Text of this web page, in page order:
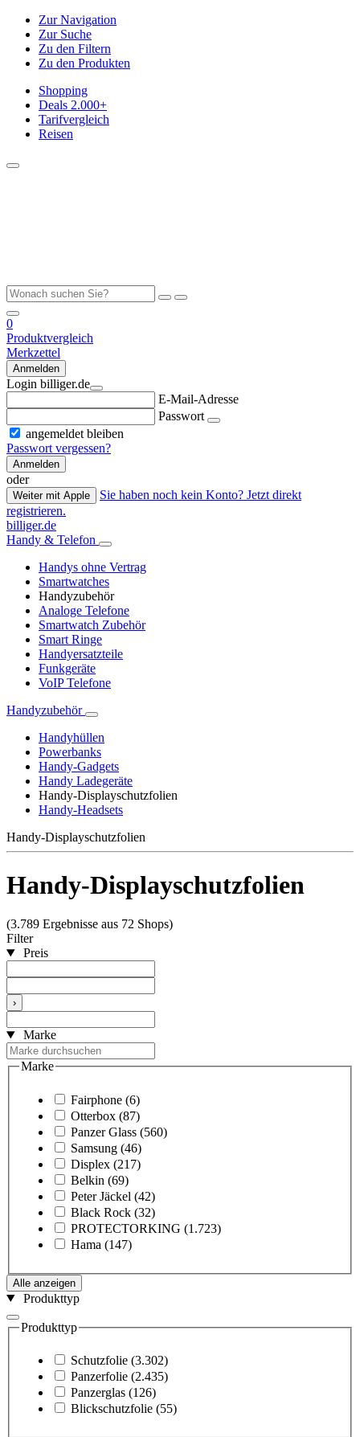
Zur Navigation
Zur Suche
Zu den Filtern
Zu den Produkten
Shopping
Deals 2.000+
Tarifvergleich
Reisen
0
Produktvergleich
Merkzettel
Anmelden
Login billiger.de
E-Mail-Adresse
Passwort
angemeldet bleiben
Passwort vergessen?
Anmelden
oder
Weiter mit Apple
Sie haben noch kein Konto? Jetzt direkt
registrieren.
billiger.de
Handy & Telefon
Handys ohne Vertrag
Smartwatches
Handyzubehör
Analoge Telefone
Smartwatch Zubehör
Smart Ringe
Handyersatzteile
Funkgeräte
VoIP Telefone
Handyzubehör
Handyhüllen
Powerbanks
Handy-Gadgets
Handy Ladegeräte
Handy-Displayschutzfolien
Handy-Headsets
Handy-Displayschutzfolien
Handy-Displayschutzfolien
(3.789 Ergebnisse aus 72 Shops)
Filter
Preis
›
Marke
Marke
Fairphone (6)
Otterbox (87)
Panzer Glass (560)
Samsung (46)
Displex (217)
Belkin (69)
Peter Jäckel (42)
Black Rock (32)
PROTECTORKING (1.723)
Hama (147)
Alle anzeigen
Produkttyp
Produkttyp
Schutzfolie (3.302)
Panzerfolie (2.435)
Panzerglas (126)
Blickschutzfolie (55)